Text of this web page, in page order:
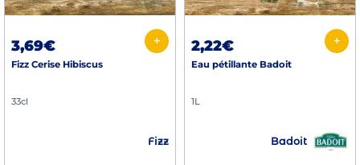
3,69€ +
Fizz Cerise Hibiscus
33cl
Fizz
2,22€ +
Eau pétillante Badoit
1L
Badoit